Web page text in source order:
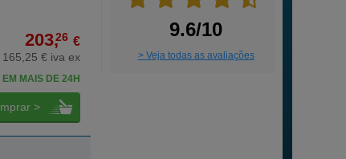
9.6/10
> Veja todas as avaliações
203,26 €
165,25 € iva ex
MAIS DE 24H
>